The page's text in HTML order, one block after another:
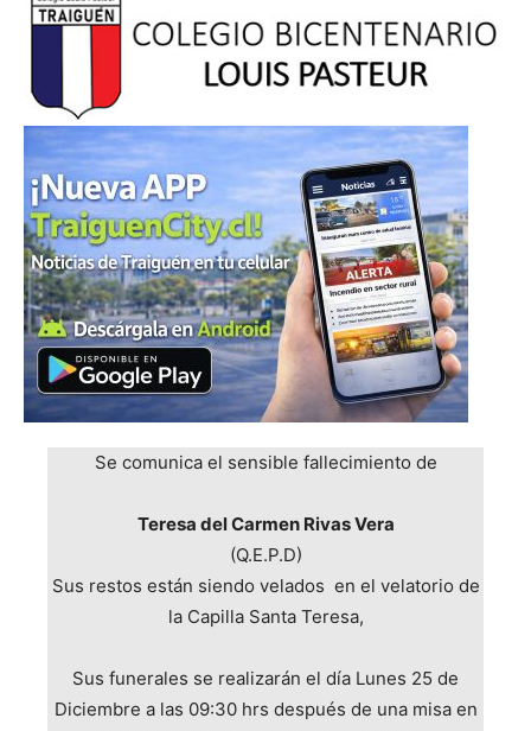
Se comunica el sensible fallecimiento de
Teresa del Carmen Rivas Vera
(Q.E.P.D)
Sus restos están siendo velados en el velatorio de
la Capilla Santa Teresa,
Sus funerales se realizarán el día Lunes 25 de
Diciembre a las 09:30 hrs después de una misa en